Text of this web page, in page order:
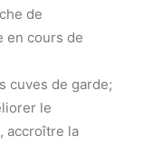
de
en cours de
cuves de garde;
le
accroître la